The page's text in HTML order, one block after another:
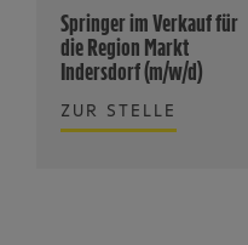
Springer im Verkauf für
die Region Markt
Indersdorf (m/w/d)
ZUR STELLE